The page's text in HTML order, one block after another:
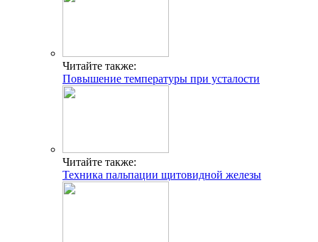
Читайте также:
Повышение температуры при усталости
Читайте также:
Техника пальпации щитовидной железы